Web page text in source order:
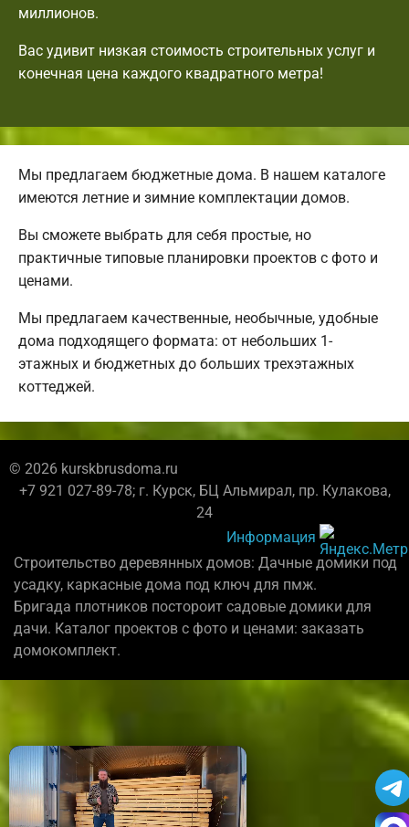
миллионов.
Вас удивит низкая стоимость строительных услуг и
конечная цена каждого квадратного метра!
Мы предлагаем бюджетные дома. В нашем каталоге
имеются летние и зимние комплектации домов.
Вы сможете выбрать для себя простые, но
практичные типовые планировки проектов с фото и
ценами.
Мы предлагаем качественные, необычные, удобные
дома подходящего формата: от небольших 1-
этажных и бюджетных до больших трехэтажных
коттеджей.
© 2026 kurskbrusdoma.ru
+7 921 027-89-78; г. Курск, БЦ Альмирал, пр. Кулакова,
24
Информация
Строительство деревянных домов: Дачные домики под
усадку, каркасные дома под ключ для пмж.
Бригада плотников постороит садовые домики для
дачи. Каталог проектов с фото и ценами: заказать
домокомплект.